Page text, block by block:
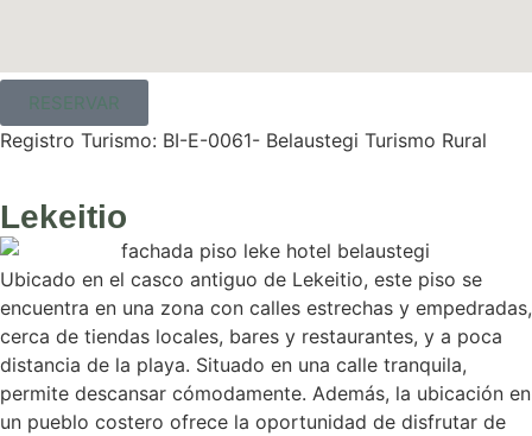
RESERVAR
Registro Turismo: BI-E-0061- Belaustegi Turismo Rural
Lekeitio
Ubicado en el casco antiguo de Lekeitio, este piso se
encuentra en una zona con calles estrechas y empedradas,
cerca de tiendas locales, bares y restaurantes, y a poca
distancia de la playa. Situado en una calle tranquila,
permite descansar cómodamente. Además, la ubicación en
un pueblo costero ofrece la oportunidad de disfrutar de